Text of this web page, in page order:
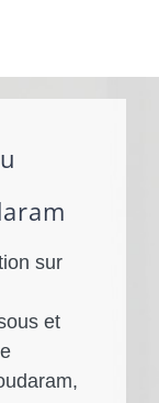
sur
et